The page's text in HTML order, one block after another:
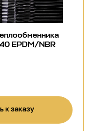
EPDM/NBR
к заказу